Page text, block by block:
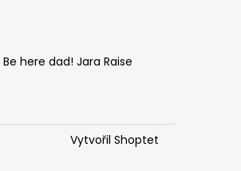
here dad! Jara Raise
Vytvořil Shoptet